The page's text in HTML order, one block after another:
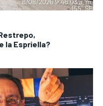
la Espriella?